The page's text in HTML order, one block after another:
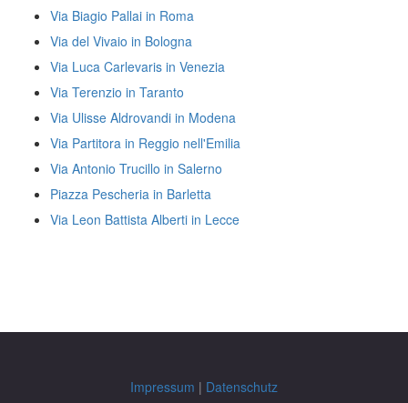
Via Biagio Pallai in Roma
Via del Vivaio in Bologna
Via Luca Carlevaris in Venezia
Via Terenzio in Taranto
Via Ulisse Aldrovandi in Modena
Via Partitora in Reggio nell'Emilia
Via Antonio Trucillo in Salerno
Piazza Pescheria in Barletta
Via Leon Battista Alberti in Lecce
Impressum | Datenschutz